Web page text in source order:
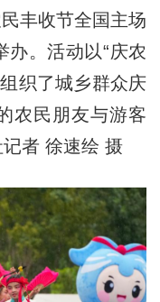
丰收节全国主场
。活动以“庆农
织了城乡群众庆
农民朋友与游客
者 徐速绘 摄